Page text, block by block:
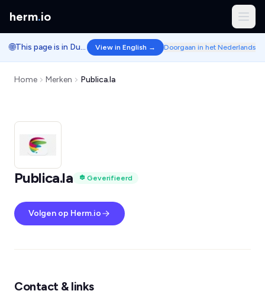
herm.io
🌐 This page is in Dutch. View in English → Doorgaan in het Nederlands
Home Merken Publica.la
Publica.la Geverifieerd
Volgen op Herm.io
Contact & links